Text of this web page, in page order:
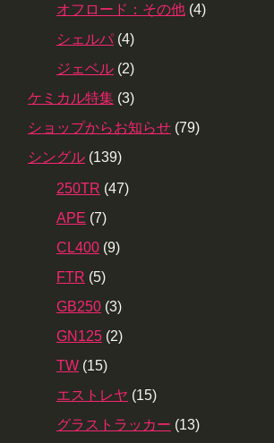
オフロード：その他 (4)
シェルパ (4)
ジェベル (2)
ケミカル特集 (3)
ショップからお知らせ (79)
シングル (139)
250TR (47)
APE (7)
CL400 (9)
FTR (5)
GB250 (3)
GN125 (2)
TW (15)
エストレヤ (15)
グラストラッカー (13)